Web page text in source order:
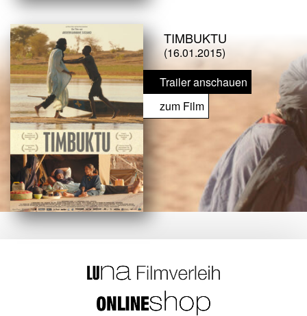
TIMBUKTU
(16.01.2015)
Trailer anschauen
zum Film